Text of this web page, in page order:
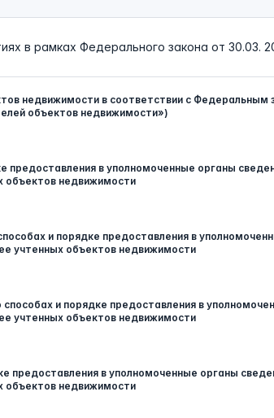
в рамках Федерального закона от 30.03.
недвижимости в соответствии с
объектов недвижимости»)
предоставления в уполномоченные органы
объектов недвижимости
и порядке предоставления в
учтенных объектов недвижимости
и порядке предоставления в
учтенных объектов недвижимости
предоставления в уполномоченные органы
объектов недвижимости